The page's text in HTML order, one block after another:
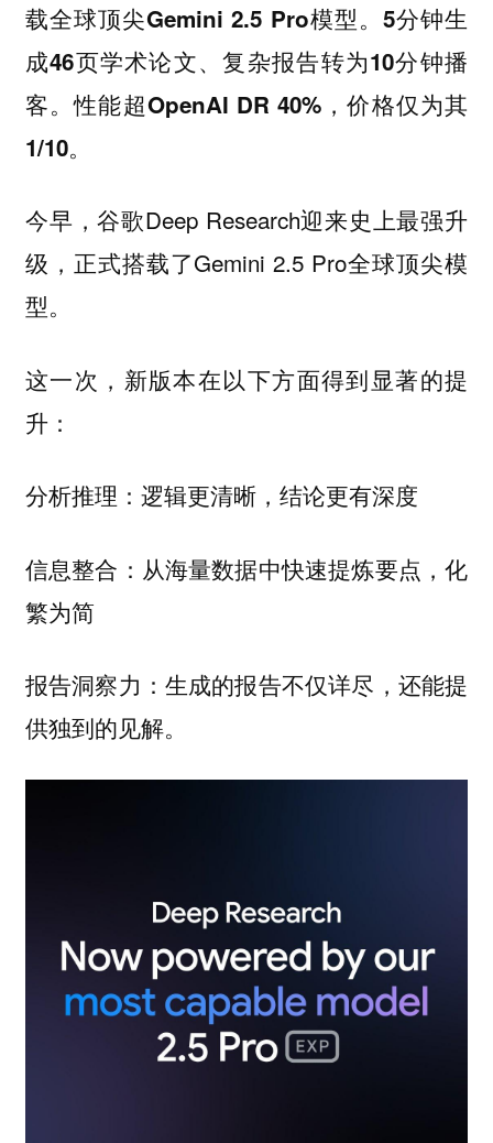
载全球顶尖Gemini 2.5 Pro模型。5分钟生
成46页学术论文、复杂报告转为10分钟播
客。性能超OpenAI DR 40%，价格仅为其
1/10。
今早，谷歌Deep Research迎来史上最强升
级，正式搭载了Gemini 2.5 Pro全球顶尖模
型。
这一次，新版本在以下方面得到显著的提
升：
分析推理：逻辑更清晰，结论更有深度
信息整合：从海量数据中快速提炼要点，化
繁为简
报告洞察力：生成的报告不仅详尽，还能提
供独到的见解。